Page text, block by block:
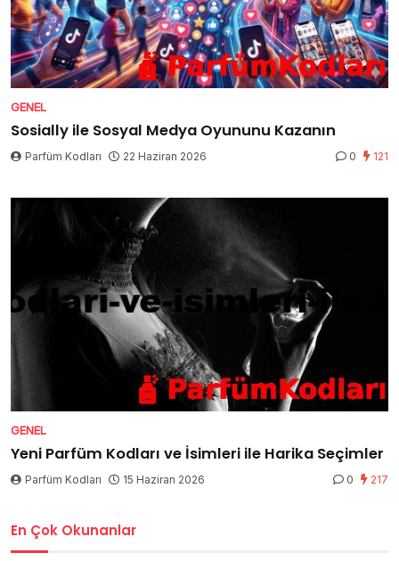
GENEL
Sosially ile Sosyal Medya Oyununu Kazanın
Parfüm Kodları 22 Haziran 2026 0 121
GENEL
Yeni Parfüm Kodları ve İsimleri ile Harika Seçimler
Parfüm Kodları 15 Haziran 2026 0 217
En Çok Okunanlar